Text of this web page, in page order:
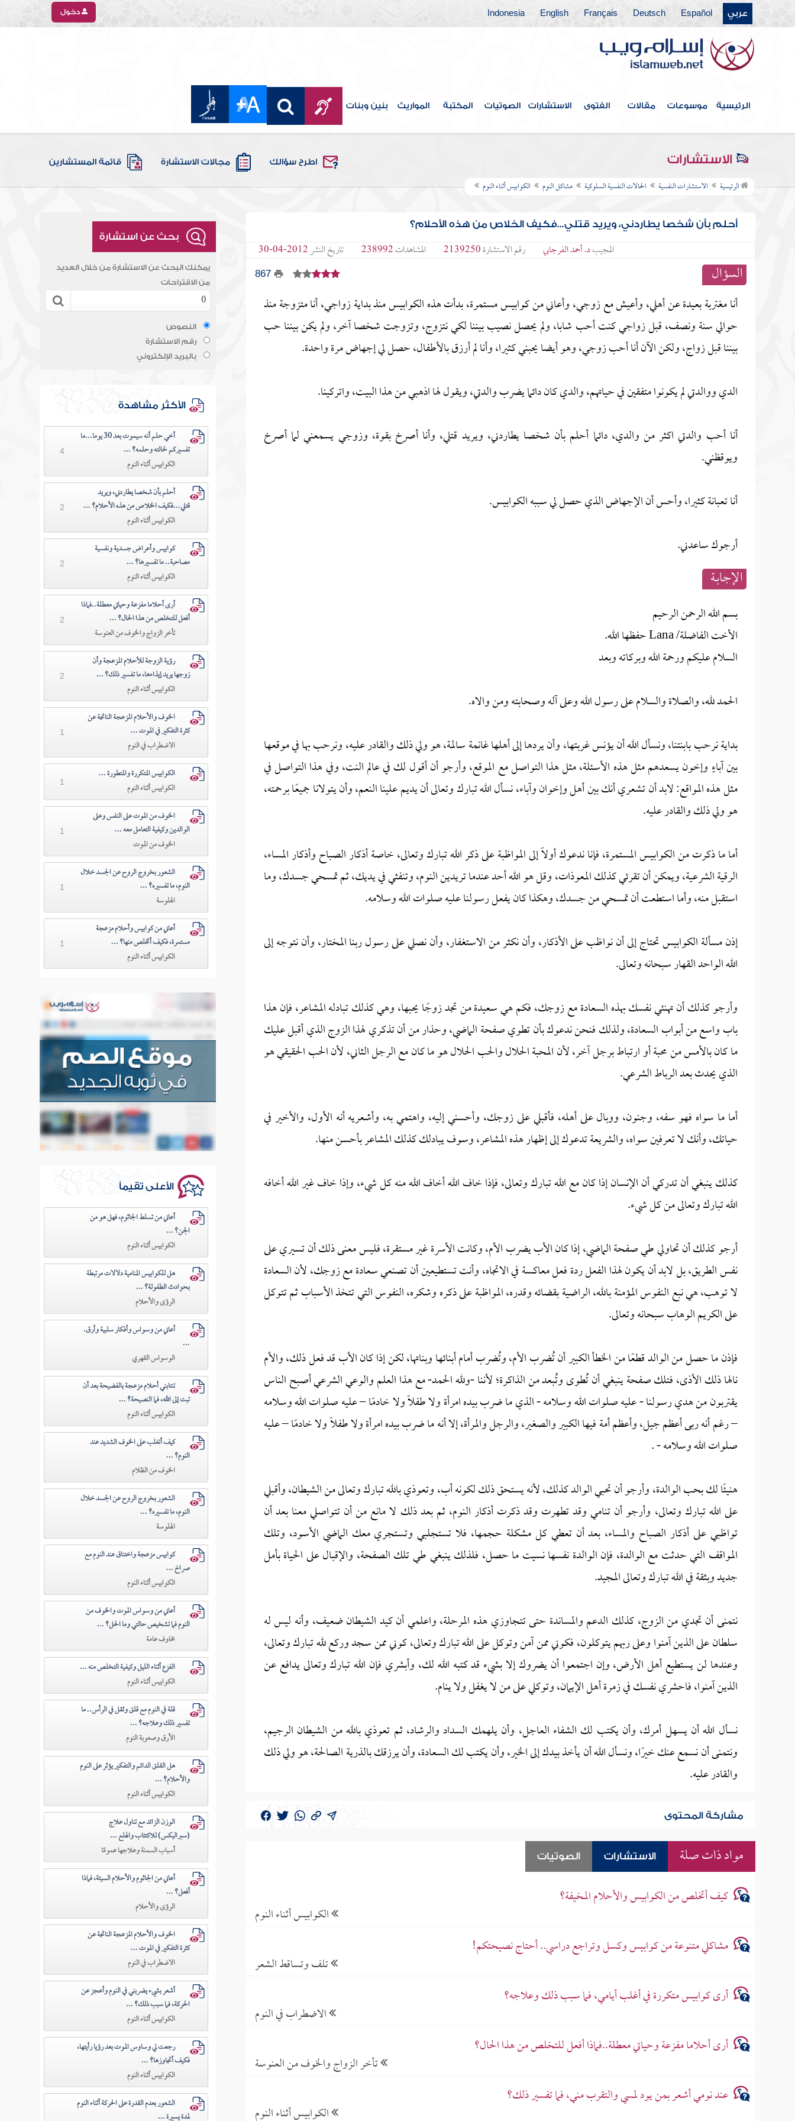
عربي Español
Deutsch
Français
English
Indonesia دخول
الرئيسية موسوعات مقالات الفتوى الاستشارات الصوتيات المكتبة المواريث بنين وبنات
الاستشارات اطرح سؤالك مجالات الاستشارة قائمة المستشارين
الرئيسية الاستشارات النفسية الحالات النفسية السلوكية مشاكل النوم الكوابيس أثناء النوم
أحلم بأن شخصا يطاردني، ويريد قتلي...فكيف الخلاص من هذه الأحلام؟
المجيبد. أحمد الفرجابي رقم الاستشارة2139250 المشاهدات238992 تاريخ النشر2012-04-30
السؤال 867
أنا مغتربة بعيدة عن أهلي، وأعيش مع زوجي، وأعاني من كوابيس مستمرة، بدأت هذه الكوابيس منذ بداية زواجي، أنا متزوجة منذ
حوالي سنة ونصف، قبل زواجي كنت أحب شابا، ولم يحصل نصيب بيننا لكي نتزوج، وتزوجت شخصا آخر، ولم يكن بيننا حب
بيننا قبل زواج، ولكن الآن أنا أحب زوجي، وهو أيضا يحبني كثيرا، وأنا لم أرزق بالأطفال، حصل لي إجهاض مرة واحدة.
الدي ووالدتي لم يكونوا متفقين في حياتهم، والدي كان دائما يضرب والدتي، ويقول لها اذهبي من هذا البيت، واتركينا.
أنا أحب والدتي اكثر من والدي، دائما أحلم بأن شخصا يطاردني، ويريد قتلي، وأنا أصرخ بقوة، وزوجي يسمعني لما أصرخ
ويوقظني.
أنا تعبانة كثيرا، وأحس أن الإجهاض الذي حصل لي سببه الكوابيس.
أرجوك ساعدني.
الإجابــة
بسم الله الرحمن الرحيم
الأخت الفاضلة/ Lana حفظها الله.
السلام عليكم ورحمة الله وبركاته وبعد
الحمد لله، والصلاة والسلام على رسول الله وعلى آله وصحابته ومن والاه.
بداية نرحب بابنتنا، ونسأل الله أن يؤنس غربتها، وأن يردها إلى أهلها غانمة سالمة، هو ولي ذلك والقادر عليه، ونرحب بها في موقعها
بين آباءٍ وإخون يسعدهم مثل هذه الأسئلة، مثل هذا التواصل مع الموقع، وأرجو أن أقول لك في عالم النت، وفي هذا التواصل في
مثل هذه المواقع: لابد أن تشعري أنك بين أهل وإخوان وآباء، نسأل الله تبارك وتعالى أن يديم علينا النعم، وأن يتولانا جميعًا برحمته،
هو ولي ذلك والقادر عليه.
أما ما ذكرت من الكوابيس المستمرة، فإنا ندعوك أولاً إلى المواظبة على ذكر الله تبارك وتعالى، خاصة أذكار الصباح وأذكار المساء،
الرقية الشرعية، ويمكن أن تقرئي كذلك المعوذات، وقل هو الله أحد عندما تريدين النوم، وتنفثي في يديك، ثم تمسحي جسدك، وما
استقبل منه، وأما استطعت أن تمسحي من جسدك، وهكذا كان يفعل رسولنا عليه صلوات الله وسلامه.
إذن مسألة الكوابيس تحتاج إلى أن نواظب على الأذكار، وأن نكثر من الاستغفار، وأن نصلي على رسول ربنا المختار، وأن نتوجه إلى
الله الواحد القهار سبحانه وتعالى.
وأرجو كذلك أن تهنئي نفسك بهذه السعادة مع زوجك، فكم هي سعيدة من تجد زوجًا يحبها، وهي كذلك تبادله المشاعر، فإن هذا
باب واسع من أبواب السعادة، ولذلك فنحن ندعوك بأن تطوي صفحة الماضي، وحذار من أن تذكري لهذا الزوج الذي أقبل عليك
ما كان بالأمس من محبة أو ارتباط برجل آخر، لأن المحبة الحلال والحب الحلال هو ما كان مع الرجل الثاني، لأن الحب الحقيقي هو
الذي يحدث بعد الرباط الشرعي.
أما ما سواه فهو سفه، وجنون، ووبال على أهله، فأقبلي على زوجك، وأحسني إليه، واهتمي به، وأشعريه أنه الأول، والأخير في
حياتك، وأنك لا تعرفين سواه، والشريعة تدعوك إلى إظهار هذه المشاعر، وسوف يبادلك كذلك المشاعر بأحسن منها.
كذلك ينبغي أن تدركي أن الإنسان إذا كان مع الله تبارك وتعالى، فإذا خاف الله أخاف الله منه كل شيء، وإذا خاف غير الله أخافه
الله تبارك وتعالى من كل شيء.
أرجو كذلك أن تحاولي طي صفحة الماضي، إذا كان الأب يضرب الأم، وكانت الأسرة غير مستقرة، فليس معنى ذلك أن تسيري على
نفس الطريق، بل لابد أن يكون لهذا الفعل ردة فعل معاكسة في الاتجاه، وأنت تستطيعين أن تصنعي سعادة مع زوجك، لأن السعادة
لا توهب، هي نبع النفوس المؤمنة بالله، الراضية بقضائه وقدره، المواظبة على ذكره وشكره، النفوس التي تتخذ الأسباب ثم تتوكل
على الكريم الوهاب سبحانه وتعالى.
فإذن ما حصل من الوالد قطعًا من الخطأ الكبير أن تُضرب الأم، وتُضرب أمام أبنائها وبناتها، لكن إذا كان الأب قد فعل ذلك، والأم
نالها ذلك الأذى، فتلك صفحة ينبغي أن تُطوى وتُبعد من الذاكرة؛ لأننا -ولله الحمد- مع هذا العلم والوعي الشرعي أصبح الناس
يقتربون من هدي رسولنا - عليه صلوات الله وسلامه - الذي ما ضرب بيده امرأة ولا طفلاً ولا خادمًا – عليه صلوات الله وسلامه
– رغم أنه ربى أعظم جيل، وأعظم أمة فيها الكبير والصغير، والرجل والمرأة، إلا أنه ما ضرب بيده امرأة ولا طفلاً ولا خادمًا – عليه
صلوات الله وسلامه - .
هنيئًا لك بحب الوالدة، وأرجو أن تحبي الوالد كذلك، لأنه يستحق ذلك لكونه أب، وتعوذي بالله تبارك وتعالى من الشيطان، وأقبلي
على الله تبارك وتعالى، وأرجو أن تنامي وقد تطهرت وقد ذكرت أذكار النوم، ثم بعد ذلك لا مانع من أن تتواصلي معنا بعد أن
تواظبي على أذكار الصباح والمساء، بعد أن تعطي كل مشكلة حجمها، فلا تستجلبي وتستجري معك الماضي الأسود، وتلك
المواقف التي حدثت مع الوالدة، فإن الوالدة نفسها نسيت ما حصل، فلذلك ينبغي طي تلك الصفحة، والإقبال على الحياة بأمل
جديد وبثقة في الله تبارك وتعالى المجيد.
نتمنى أن تجدي من الزوج، كذلك الدعم والمساندة حتى تتجاوزي هذه المرحلة، واعلمي أن كيد الشيطان ضعيف، وأنه ليس له
سلطان على الذين آمنوا وعلى ربهم يتوكلون، فكوني ممن آمن وتوكل على الله تبارك وتعالى، كوني ممن سجد وركع لله تبارك وتعالى،
وعندها لن يستطيع أهل الأرض، وإن اجتمعوا أن يضروك إلا بشيء قد كتبه الله لك، وأبشري فإن الله تبارك وتعالى يدافع عن
الذين آمنوا، فاحشري نفسك في زمرة أهل الإيمان، وتوكلي على من لا يغفل ولا ينام.
نسأل الله أن يسهل أمرك، وأن يكتب لك الشفاء العاجل، وأن يلهمك السداد والرشاد، ثم تعوذي بالله من الشيطان الرجيم،
ونتمنى أن نسمع عنك خيرًا، ونسأل الله أن يأخذ بيدك إلى الخير، وأن يكتب لك السعادة، وأن يرزقك بالذرية الصالحة، هو ولي ذلك
والقادر عليه.
مشاركة المحتوى
مواد ذات صلة الاستشارات الصوتيات
كيف أتخلص من الكوابيس والأحلام المخيفة؟
الكوابيس أثناء النوم
مشاكلي متنوعة من كوابيس وكسل وتراجع دراسي.. أحتاج نصيحتكم!
تلف وتساقط الشعر
أرى كوابيس متكررة في أغلب أيامي، فما سبب ذلك وعلاجه؟
الاضطراب في النوم
أرى أحلاما مفزعة وحياتي معطلة..فماذا أفعل للتخلص من هذا الحال؟
تأخر الزواج والخوف من العنوسة
عند نومي أشعر بمن يود لمسي والتقرب مني، فما تفسير ذلك؟
الكوابيس أثناء النوم
بحث عن استشارة
يمكنك البحث عن الاستشارة من خلال العديد
من الاقتراحات
النصوص
رقم الاستشارة
بالبريد الإلكتروني
الأكثر مشاهدة
أخي حلم أنه سيموت بعد 30 يوما...ما
تفسيركم لحالته وحلمه؟ ...
الكوابيس أثناء النوم
4
أحلم بأن شخصا يطاردني، ويريد
قتلي...فكيف الخلاص من هذه الأحلام؟ ...
الكوابيس أثناء النوم
2
كوابيس وأعراض جسدية ونفسية
مصاحبة.. ما تفسيرها؟ ...
الكوابيس أثناء النوم
2
أرى أحلاما مفزعة وحياتي معطلة..فماذا
أفعل للتخلص من هذا الحال؟ ...
تأخر الزواج والخوف من العنوسة
2
رؤية الزوجة للأحلام المزعجة وأن
زوجها يريد إيذاءها، ما تفسير ذلك؟ ...
الكوابيس أثناء النوم
2
الخوف والأحلام المزعجة الناتجة عن
كثرة التفكير في الموت ...
الاضطراب في النوم
1
الكوابيس المتكررة والمتطورة ...
الكوابيس أثناء النوم
1
الخوف من الموت على النفس وعلى
الوالدين وكيفية التعامل معه ...
الخوف من الموت
1
الشعور بخروج الروح عن الجسد خلال
النوم، ما تفسيره؟ ...
الهلوسة
1
أعاني من كوابيس وأحلام مزعجة
مستمرة، فكيف أتخلص منها؟ ...
الكوابيس أثناء النوم
1
الأعلى تقيماً
أعاني من تسلط الجاثوم، فهل هو من
الجن؟ ...
الكوابيس أثناء النوم
هل للكوابيس المنامية دلالات مرتبطة
بحوادث الطفولة؟ ...
الرؤى والأحلام
أعاني من وسواس وأفكار سلبية وأرق.
...
الوسواس القهري
تنتابني أحلام مزعجة بالفضيحة بعد أن
تبت إلى الله، فما النصيحة؟ ...
الكوابيس أثناء النوم
كيف أتغلب على الخوف الشديد عند
النوم؟ ...
الخوف من الظلام
الشعور بخروج الروح عن الجسد خلال
النوم، ما تفسيره؟ ...
الهلوسة
كوابيس مزعجة واختناق عند النوم مع
صراخ ...
الكوابيس أثناء النوم
أعاني من وسواس الموت والخوف من
النوم فما تشخيص حالتي وما الحل؟ ...
مخاوف عامة
الفزع أثناء الليل وكيفية التخلص منه ...
الكوابيس أثناء النوم
قلة في النوم مع قلق وثقل في الرأس.. ما
تفسير ذلك وعلاجه؟ ...
الأرق وصعوبة النوم
هل القلق الدائم والتفكير يؤثر على النوم
والأحلام؟ ...
الكوابيس أثناء النوم
الوزن الزائد مع تناول علاج
(سبراليكس) للاكتئاب والهلع ...
أسباب السمنة وعلاجها عمومًا
أعاني من الجاثوم والأحلام السيئة، فماذا
أفعل؟ ...
الرؤى والأحلام
الخوف والأحلام المزعجة الناتجة عن
كثرة التفكير في الموت ...
الاضطراب في النوم
أشعر بشيء يضربني في النوم وأعجز عن
الحركة، فما سبب ذلك؟ ...
الكوابيس أثناء النوم
رجعت لي وساوس الموت بعد رؤيا رأيتها،
فكيف أتجاوزها؟ ...
الكوابيس أثناء النوم
الشعور بعدم القدرة على الحركة أثناء النوم
لمدة يسيرة ...